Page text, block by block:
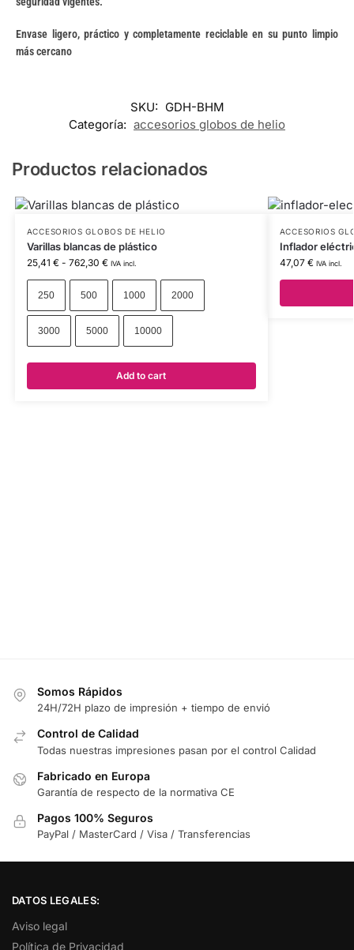
Envase ligero, práctico y completamente reciclable en su punto limpio
más cercano
SKU: GDH-BHM
Categoría: accesorios globos de helio
Productos relacionados
ACCESORIOS GLOBOS DE HELIO
Varillas blancas de plástico
25,41 € - 762,30 € IVA incl.
250 500 1000 2000
3000 5000 10000
Add to cart
ACCESORIOS
Inflador
47,07 € IVA incl.
Somos Rápidos
24H/72H plazo de impresión + tiempo de envió
Control de Calidad
Todas nuestras impresiones pasan por el control Calidad
Fabricado en Europa
Garantía de respecto de la normativa CE
Pagos 100% Seguros
PayPal / MasterCard / Visa / Transferencias
DATOS LEGALES:
Aviso legal
Política de Privacidad